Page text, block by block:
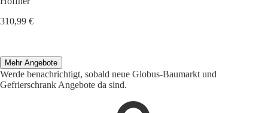
310,99 €
Mehr Angebote
Werde benachrichtigt, sobald neue Globus-Baumarkt und
Gefrierschrank Angebote da sind.